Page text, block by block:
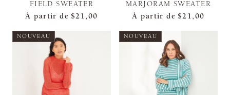
FIELD SWEATER
À partir de $21,00
MARJORAM SWEATER
À partir de $21,00
NOUVEAU NOUVEAU